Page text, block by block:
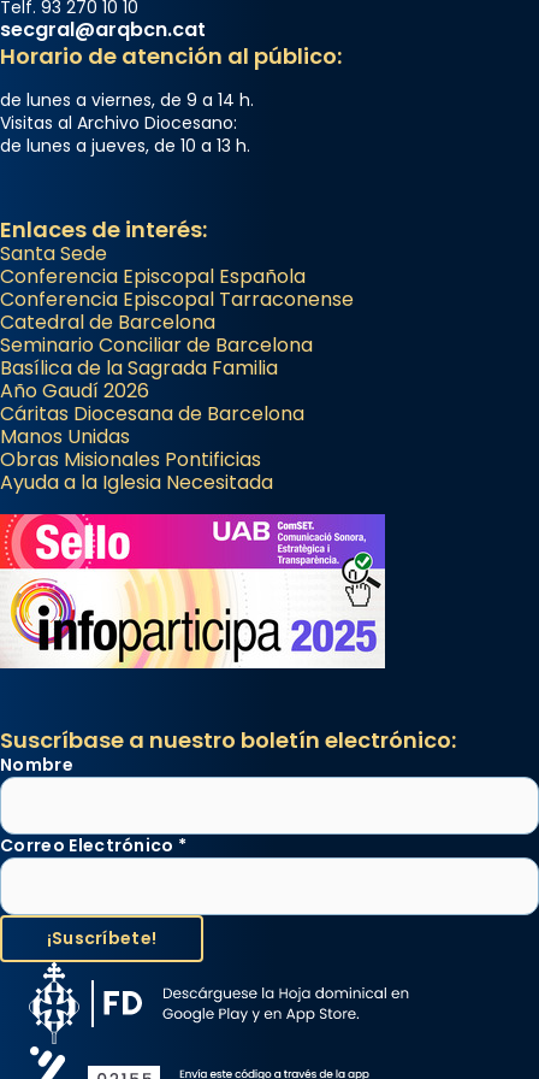
Telf. 93 270 10 10
secgral@arqbcn.cat
Horario de atención al público:
de lunes a viernes, de 9 a 14 h.
Visitas al Archivo Diocesano:
de lunes a jueves, de 10 a 13 h.
Enlaces de interés:
Santa Sede
Conferencia Episcopal Española
Conferencia Episcopal Tarraconense
Catedral de Barcelona
Seminario Conciliar de Barcelona
Basílica de la Sagrada Familia
Año Gaudí 2026
Cáritas Diocesana de Barcelona
Manos Unidas
Obras Misionales Pontificias
Ayuda a la Iglesia Necesitada
Suscríbase a nuestro boletín electrónico:
Nombre
Correo Electrónico *